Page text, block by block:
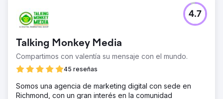
Talking Monkey Media
Compartimos con valentía su mensaje con el mundo.
45 reseñas
4.7
Somos una agencia de marketing digital con sede en
Richmond, con un gran interés en la comunidad